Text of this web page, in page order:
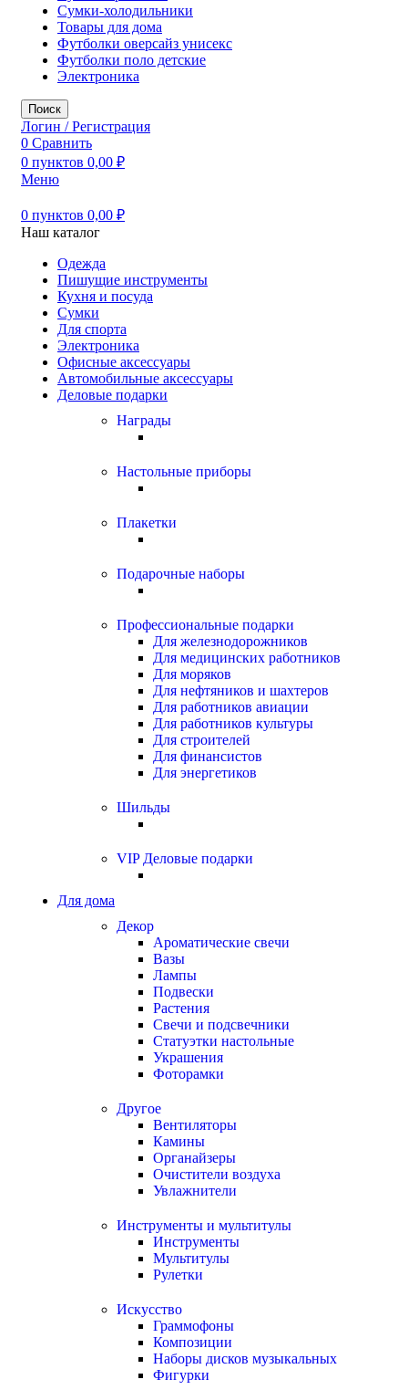
Сумки-холодильники
Товары для дома
Футболки оверсайз унисекс
Футболки поло детские
Электроника
Поиск
Логин / Регистрация
0 Сравнить
0 пунктов 0,00 ₽
Меню
0 пунктов 0,00 ₽
Наш каталог
Одежда
Пишущие инструменты
Кухня и посуда
Сумки
Для спорта
Электроника
Офисные аксессуары
Автомобильные аксессуары
Деловые подарки
Награды
Настольные приборы
Плакетки
Подарочные наборы
Профессиональные подарки
Для железнодорожников
Для медицинских работников
Для моряков
Для нефтяников и шахтеров
Для работников авиации
Для работников культуры
Для строителей
Для финансистов
Для энергетиков
Шильды
VIP Деловые подарки
Для дома
Декор
Ароматические свечи
Вазы
Лампы
Подвески
Растения
Свечи и подсвечники
Статуэтки настольные
Украшения
Фоторамки
Другое
Вентиляторы
Камины
Органайзеры
Очистители воздуха
Увлажнители
Инструменты и мультитулы
Инструменты
Мультитулы
Рулетки
Искусство
Граммофоны
Композиции
Наборы дисков музыкальных
Фигурки